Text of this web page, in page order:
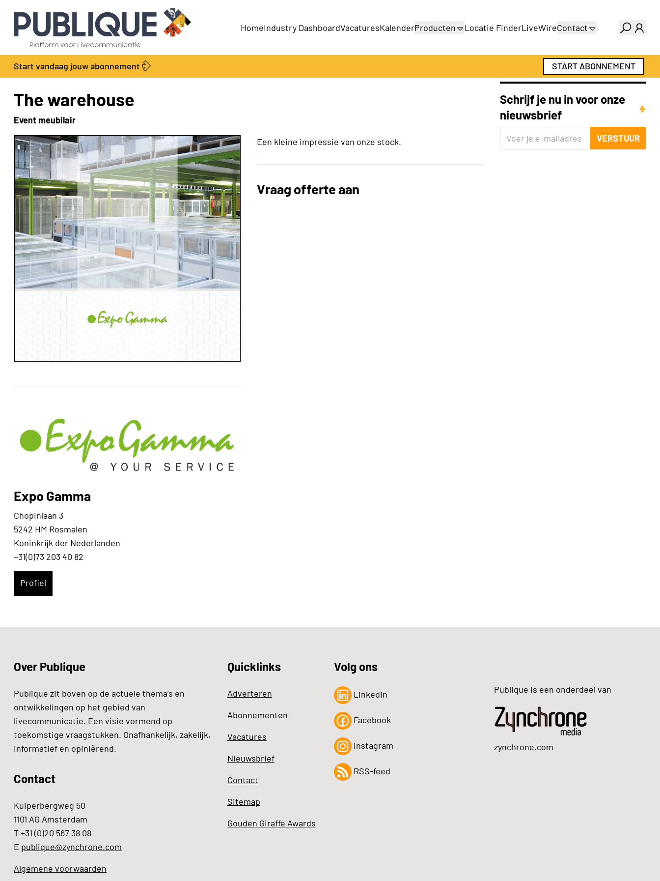
HomeIndustry DashboardVacaturesKalenderProducten
Productengids
Locatie FinderLiveWireContact
Adverteren
Abonnementen
Start vandaag jouw abonnement START ABONNEMENT
The warehouse
Event meubilair
Expo Gamma
Chopinlaan 3
5242 HM Rosmalen
Koninkrijk der Nederlanden
+31(0)73 203 40 82
Profiel
Een kleine impressie van onze stock.
Vraag offerte aan
Schrijf je nu in voor onze
nieuwsbrief
VERSTUUR
Over Publique
Publique zit boven op de actuele thema’s en
ontwikkelingen op het gebied van
livecommunicatie. Een visie vormend op
toekomstige vraagstukken. Onafhankelijk, zakelijk,
informatief en opiniërend.
Contact
Kuiperbergweg 50
1101 AG Amsterdam
T +31 (0)20 567 38 08
E publique@zynchrone.com
Algemene voorwaarden
Quicklinks
Adverteren
Abonnementen
Vacatures
Nieuwsbrief
Contact
Sitemap
Gouden Giraffe Awards
Volg ons
LinkedIn
Facebook
Instagram
RSS-feed
Publique is een onderdeel van
zynchrone.com